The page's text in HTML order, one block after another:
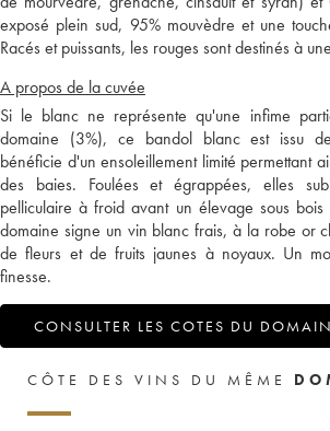
exposé plein sud, 95% mouvèdre et une
Racés et puissants, les rouges sont destinés à
A propos de la cuvée
Si le blanc ne représente qu'une infime
domaine (3%), ce bandol blanc est issu
bénéficie d'un ensoleillement limité permettant
des baies. Foulées et égrappées, elles
pelliculaire à froid avant un élevage sous
domaine signe un vin blanc frais, à la robe or
de fleurs et de fruits jaunes à noyaux. Un
finesse.
CONSULTER LES COTES DU
CÔTE DES VINS DU MÊME